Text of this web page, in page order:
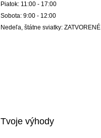
Piatok: 11:00 - 17:00
Sobota: 9:00 - 12:00
Nedeľa, štátne sviatky: ZATVORENÉ
Tvoje výhody